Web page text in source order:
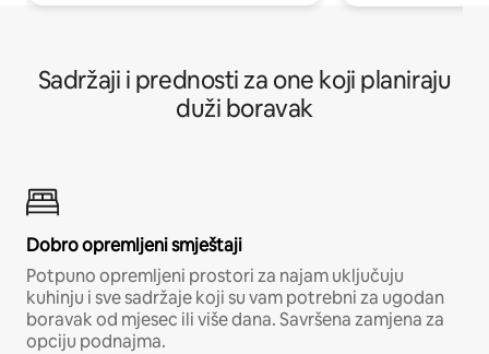
Sadržaji i prednosti za one koji planiraju
duži boravak
Dobro opremljeni smještaji
Potpuno opremljeni prostori za najam uključuju
kuhinju i sve sadržaje koji su vam potrebni za ugodan
boravak od mjesec ili više dana. Savršena zamjena za
opciju podnajma.